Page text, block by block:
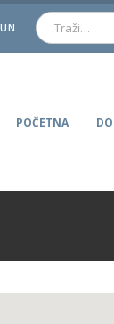
POČETNA